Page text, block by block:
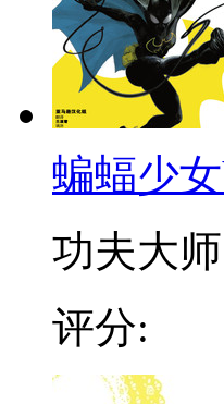
蝙蝠少
功夫大
评分: